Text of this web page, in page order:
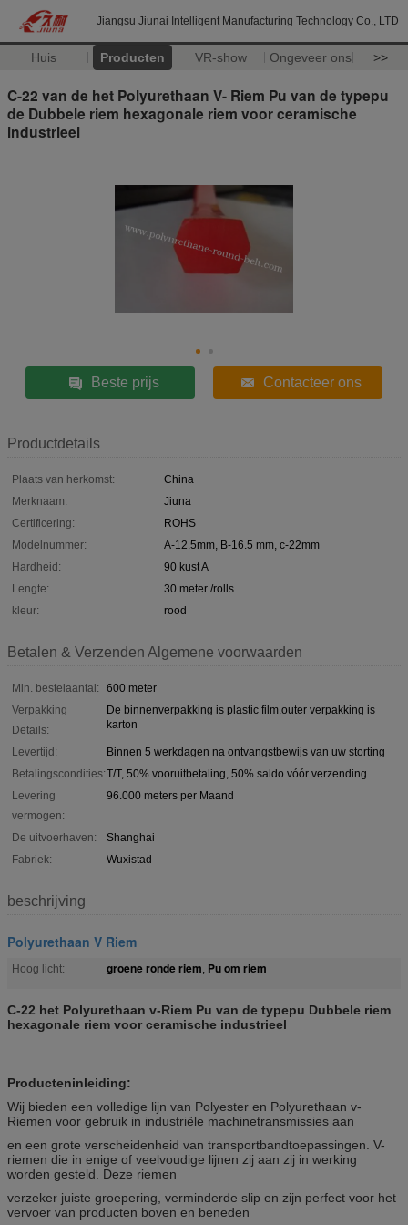
Jiangsu Jiunai Intelligent Manufacturing Technology Co., LTD
Huis Producten VR-show Ongeveer ons >>
C-22 van de het Polyurethaan V- Riem Pu van de typepu
de Dubbele riem hexagonale riem voor ceramische
industrieel
Beste prijs Contacteer ons
Productdetails
Plaats van herkomst:
China
Merknaam:
Jiuna
Certificering:
ROHS
Modelnummer:
A-12.5mm, B-16.5 mm, c-22mm
Hardheid:
90 kust A
Lengte:
30 meter /rolls
kleur:
rood
Betalen & Verzenden Algemene voorwaarden
Min. bestelaantal:
600 meter
Verpakking
Details:
De binnenverpakking is plastic film.outer verpakking is
karton
Levertijd:
Binnen 5 werkdagen na ontvangstbewijs van uw storting
Betalingscondities:T/T, 50% vooruitbetaling, 50% saldo vóór verzending
Levering
vermogen:
96.000 meters per Maand
De uitvoerhaven:
Shanghai
Fabriek:
Wuxistad
beschrijving
Polyurethaan V Riem
Hoog licht: groene ronde riem, Pu om riem
C-22 het Polyurethaan v-Riem Pu van de typepu Dubbele riem
hexagonale riem voor ceramische industrieel
Producteninleiding:
Wij bieden een volledige lijn van Polyester en Polyurethaan v-
Riemen voor gebruik in industriële machinetransmissies aan
en een grote verscheidenheid van transportbandtoepassingen. V-
riemen die in enige of veelvoudige lijnen zij aan zij in werking
worden gesteld. Deze riemen
verzeker juiste groepering, verminderde slip en zijn perfect voor het
vervoer van producten boven en beneden